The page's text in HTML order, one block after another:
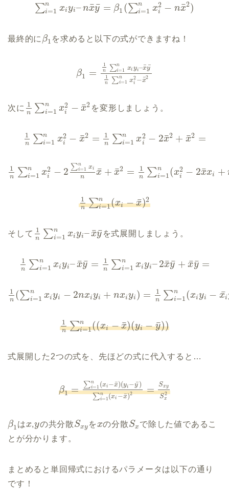
∑n
i=1 xiyi–nx
¯y
¯ = β1 (∑n
i=1 x2
i − nx
¯2)
最終的に β1 を求めると以下の式ができますね！
β1 =
1
n ∑n
i=1 xi yi–x
¯y
¯
1
n ∑n
i=1 x2
i −x
¯2
次に 1
n ∑n
i=1 x2
i − x
¯2 を変形しましょう。
1
n ∑n
i=1 x2
i − x
¯2 = 1
n ∑n
i=1 x2
i − 2x
¯2 + x
¯2 =
1
n ∑n
i=1 x2
i − 2 ∑n
i=1 xi
n x
¯ + x
¯2 = 1
n ∑n
i=1(x2
i − 2x
¯xi +
1
n ∑n
i=1(xi − x
¯)2
そして 1
n ∑n
i=1 xiyi–x
¯y
¯を式展開しましょう。
1
n ∑n
i=1 xiyi–x
¯y
¯ = 1
n ∑n
i=1 xiyi–2x
¯y
¯ + x
¯y
¯ =
1
n (∑n
i=1 xiyi − 2nxiyi + nxiyi ) = 1
n ∑n
i=1(xiyi − xi
¯
1
n ∑n
i=1((xi − x
¯)(yi − y
¯))
式展開した2つの式を、先ほどの式に代入すると…
β1 = ∑n
i=1 (xi −x
¯)(yi −y
¯)
∑n
i=1(xi−x
¯)2 = Sxy
S2
x
β1はx,yの共分散Sxy をxの分散Sx で除した値であるこ
とが分かります。
まとめると単回帰式におけるパラメータは以下の通り
です！